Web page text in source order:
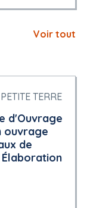
Voir tout
TERRE
d'Ouvrage
ouvrage
de